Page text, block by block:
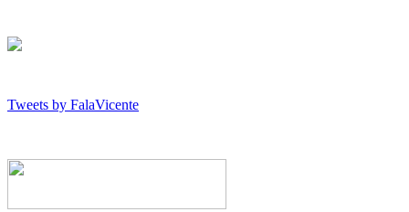
Tweets by FalaVicente